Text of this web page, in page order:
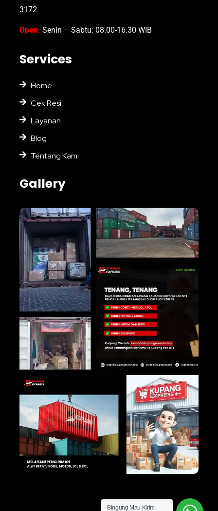
3172
Open: Senin – Sabtu: 08.00-16.30 WIB
Services
Home
Cek Resi
Layanan
Blog
Tentang Kami
Gallery
Bingung Mau Kirim